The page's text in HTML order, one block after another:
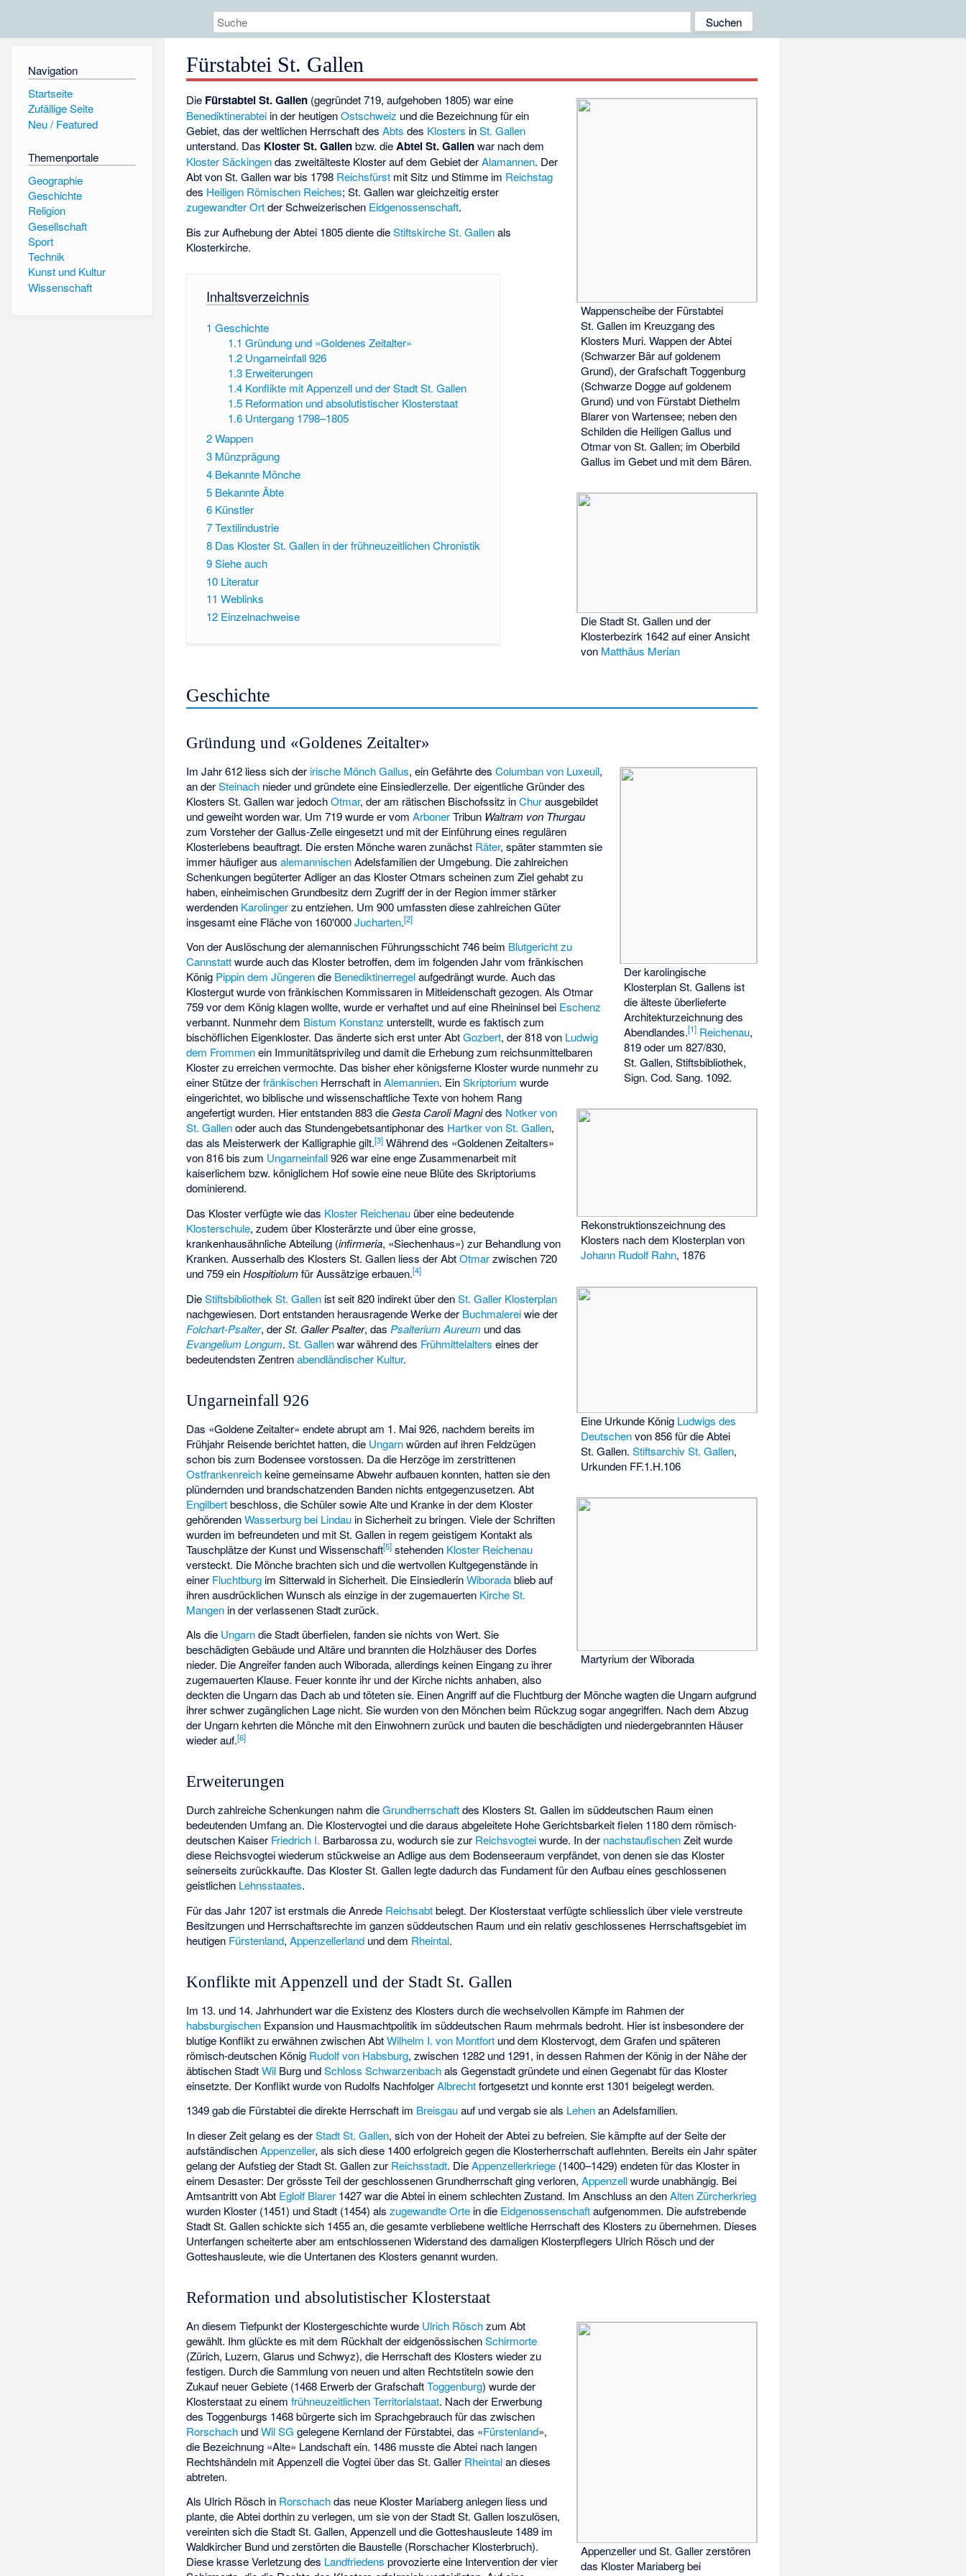
Navigation
Startseite
Zufällige Seite
Neu / Featured
Themenportale
Geographie
Geschichte
Religion
Gesellschaft
Sport
Technik
Kunst und Kultur
Wissenschaft
Fürstabtei St. Gallen
Wappenscheibe der Fürstabtei
St. Gallen im Kreuzgang des
Klosters Muri. Wappen der Abtei
(Schwarzer Bär auf goldenem
Grund), der Grafschaft Toggenburg
(Schwarze Dogge auf goldenem
Grund) und von Fürstabt Diethelm
Blarer von Wartensee; neben den
Schilden die Heiligen Gallus und
Otmar von St. Gallen; im Oberbild
Gallus im Gebet und mit dem Bären.
Die Stadt St. Gallen und der
Klosterbezirk 1642 auf einer Ansicht
von Matthäus Merian
Die Fürstabtei St. Gallen (gegründet 719, aufgehoben 1805) war eine
Benediktinerabtei in der heutigenOstschweiz und die Bezeichnung für ein
Gebiet, das der weltlichen Herrschaft desAbts des Klosters inSt. Gallen
unterstand. Das Kloster St. Gallenbzw. dieAbtei St. Gallenwar nach dem
Kloster Säckingendas zweitälteste Kloster auf dem Gebiet derAlamannen. Der
Abt von St. Gallen war bis 1798 Reichsfürst mit Sitz und Stimme im Reichstag
des Heiligen Römischen Reiches; St. Gallen war gleichzeitig erster
zugewandter Ortder Schweizerischen Eidgenossenschaft.
Bis zur Aufhebung der Abtei 1805 diente dieStiftskirche St. Gallenals
Klosterkirche.
Inhaltsverzeichnis
1 Geschichte
1.1 Gründung und «Goldenes Zeitalter»
1.2 Ungarneinfall 926
1.3 Erweiterungen
1.4 Konflikte mit Appenzell und der Stadt St. Gallen
1.5 Reformation und absolutistischer Klosterstaat
1.6 Untergang 1798–1805
2Wappen
3 Münzprägung
4 Bekannte Mönche
5 Bekannte Äbte
6 Künstler
7Textilindustrie
8 Das Kloster St. Gallen in der frühneuzeitlichen Chronistik
9Siehe auch
10 Literatur
11 Weblinks
12 Einzelnachweise
Geschichte
Gründung und «Goldenes Zeitalter»
Der karolingische
Klosterplan St. Gallens ist
die älteste überlieferte
Architekturzeichnung des
Abendlandes.[1] Reichenau,
819 oder um 827/830,
St. Gallen, Stiftsbibliothek,
Sign. Cod. Sang. 1092.
Rekonstruktionszeichnung des
Klosters nach dem Klosterplan von
Johann Rudolf Rahn, 1876
Eine Urkunde König Ludwigs des
Deutschenvon 856 für die Abtei
St. Gallen.Stiftsarchiv St. Gallen,
Urkunden FF.1.H.106
Im Jahr 612 liess sich der irische Mönch Gallus, ein Gefährte desColumban von Luxeuil,
an derSteinach nieder und gründete eine Einsiedlerzelle. Der eigentliche Gründer des
Klosters St. Gallen war jedochOtmar, der am rätischen Bischofssitz inChurausgebildet
und geweiht worden war. Um 719 wurde er vomArbonerTribun Waltram von Thurgau
zum Vorsteher der Gallus-Zelle eingesetzt und mit der Einführung eines regulären
Klosterlebens beauftragt. Die ersten Mönche waren zunächst Räter, später stammten sie
immer häufiger ausalemannischenAdelsfamilien der Umgebung. Die zahlreichen
Schenkungen begüterter Adliger an das Kloster Otmars scheinen zum Ziel gehabt zu
haben, einheimischen Grundbesitz dem Zugriff der in der Region immer stärker
werdenden Karolingerzu entziehen. Um 900 umfassten diese zahlreichen Güter
insgesamt eine Fläche von 160'000Jucharten.[2]
Von der Auslöschung der alemannischen Führungsschicht 746 beim Blutgericht zu
Cannstattwurde auch das Kloster betroffen, dem im folgenden Jahr vom fränkischen
König Pippin dem Jüngerendie Benediktinerregelaufgedrängt wurde. Auch das
Klostergut wurde von fränkischen Kommissaren in Mitleidenschaft gezogen. Als Otmar
759 vor dem König klagen wollte, wurde er verhaftet und auf eine Rheininsel bei Eschenz
verbannt. Nunmehr dem Bistum Konstanz unterstellt, wurde es faktisch zum
bischöflichen Eigenkloster. Das änderte sich erst unter AbtGozbert, der 818 von Ludwig
dem Frommenein Immunitätsprivileg und damit die Erhebung zum reichsunmittelbaren
Kloster zu erreichen vermochte. Das bisher eher königsferne Kloster wurde nunmehr zu
einer Stütze derfränkischen Herrschaft inAlemannien. EinSkriptorium wurde
eingerichtet, wo biblische und wissenschaftliche Texte von hohem Rang
angefertigt wurden. Hier entstanden 883 die Gesta Caroli Magnides Notker von
St. Gallenoder auch das Stundengebetsantiphonar des Hartker von St. Gallen,
das als Meisterwerk der Kalligraphie gilt.[3] Während des «Goldenen Zeitalters»
von 816 bis zum Ungarneinfall926 war eine enge Zusammenarbeit mit
kaiserlichem bzw. königlichem Hof sowie eine neue Blüte des Skriptoriums
dominierend.
Das Kloster verfügte wie das Kloster Reichenau über eine bedeutende
Klosterschule, zudem über Klosterärzte und über eine grosse,
krankenhausähnliche Abteilung (infirmeria, «Siechenhaus») zur Behandlung von
Kranken. Ausserhalb des Klosters St. Gallen liess der AbtOtmarzwischen 720
und 759 einHospitiolum für Aussätzige erbauen.[4]
DieStiftsbibliothek St. Gallen ist seit 820 indirekt über denSt. Galler Klosterplan
nachgewiesen. Dort entstanden herausragende Werke der Buchmalereiwie der
Folchart-Psalter, derSt. Galler Psalter, das Psalterium Aureum und das
Evangelium Longum.St. Gallenwar während des Frühmittelalters eines der
bedeutendsten Zentrenabendländischer Kultur.
Ungarneinfall 926
Martyrium der Wiborada
Das «Goldene Zeitalter» endete abrupt am 1. Mai 926, nachdem bereits im
Frühjahr Reisende berichtet hatten, die Ungarnwürden auf ihren Feldzügen
schon bis zum Bodensee vorstossen. Da die Herzöge im zerstrittenen
Ostfrankenreichkeine gemeinsame Abwehr aufbauen konnten, hatten sie den
plündernden und brandschatzenden Banden nichts entgegenzusetzen. Abt
Engilbertbeschloss, die Schüler sowie Alte und Kranke in der dem Kloster
gehörendenWasserburg bei Lindau in Sicherheit zu bringen. Viele der Schriften
wurden im befreundeten und mit St. Gallen in regem geistigem Kontakt als
Tauschplätze der Kunst und Wissenschaft[5] stehenden Kloster Reichenau
versteckt. Die Mönche brachten sich und die wertvollen Kultgegenstände in
einer Fluchtburg im Sitterwald in Sicherheit. Die EinsiedlerinWiboradablieb auf
ihren ausdrücklichen Wunsch als einzige in der zugemauerten Kirche St.
Mangen in der verlassenen Stadt zurück.
Als die Ungarndie Stadt überfielen, fanden sie nichts von Wert. Sie
beschädigten Gebäude und Altäre und brannten die Holzhäuser des Dorfes
nieder. Die Angreifer fanden auch Wiborada, allerdings keinen Eingang zu ihrer
zugemauerten Klause. Feuer konnte ihr und der Kirche nichts anhaben, also
deckten die Ungarn das Dach ab und töteten sie. Einen Angriff auf die Fluchtburg der Mönche wagten die Ungarn aufgrund
ihrer schwer zugänglichen Lage nicht. Sie wurden von den Mönchen beim Rückzug sogar angegriffen. Nach dem Abzug
der Ungarn kehrten die Mönche mit den Einwohnern zurück und bauten die beschädigten und niedergebrannten Häuser
wieder auf.[6]
Erweiterungen
Durch zahlreiche Schenkungen nahm dieGrundherrschaftdes Klosters St. Gallen im süddeutschen Raum einen
bedeutenden Umfang an. Die Klostervogtei und die daraus abgeleitete Hohe Gerichtsbarkeit fielen 1180 dem römisch-
deutschen Kaiser Friedrich I. Barbarossa zu, wodurch sie zur Reichsvogteiwurde. In der nachstaufischenZeit wurde
diese Reichsvogtei wiederum stückweise an Adlige aus dem Bodenseeraum verpfändet, von denen sie das Kloster
seinerseits zurückkaufte. Das Kloster St. Gallen legte dadurch das Fundament für den Aufbau eines geschlossenen
geistlichen Lehnsstaates.
Für das Jahr 1207 ist erstmals die Anrede Reichsabtbelegt. Der Klosterstaat verfügte schliesslich über viele verstreute
Besitzungen und Herrschaftsrechte im ganzen süddeutschen Raum und ein relativ geschlossenes Herrschaftsgebiet im
heutigen Fürstenland,Appenzellerland und dem Rheintal.
Konflikte mit Appenzell und der Stadt St. Gallen
Im 13. und 14. Jahrhundert war die Existenz des Klosters durch die wechselvollen Kämpfe im Rahmen der
habsburgischen Expansion und Hausmachtpolitik im süddeutschen Raum mehrmals bedroht. Hier ist insbesondere der
blutige Konflikt zu erwähnen zwischen AbtWilhelm I. von Montfort und dem Klostervogt, dem Grafen und späteren
römisch-deutschen König Rudolf von Habsburg, zwischen 1282 und 1291, in dessen Rahmen der König in der Nähe der
äbtischen StadtWil Burg undSchloss Schwarzenbachals Gegenstadt gründete und einen Gegenabt für das Kloster
einsetzte. Der Konflikt wurde von Rudolfs NachfolgerAlbrechtfortgesetzt und konnte erst 1301 beigelegt werden.
1349 gab die Fürstabtei die direkte Herrschaft im Breisgauauf und vergab sie als Lehenan Adelsfamilien.
In dieser Zeit gelang es derStadt St. Gallen, sich von der Hoheit der Abtei zu befreien. Sie kämpfte auf der Seite der
aufständischenAppenzeller, als sich diese 1400 erfolgreich gegen die Klosterherrschaft auflehnten. Bereits ein Jahr später
gelang der Aufstieg der Stadt St. Gallen zur Reichsstadt. DieAppenzellerkriege (1400–1429) endeten für das Kloster in
einem Desaster: Der grösste Teil der geschlossenen Grundherrschaft ging verloren,Appenzellwurde unabhängig. Bei
Amtsantritt von Abt Eglolf Blarer 1427 war die Abtei in einem schlechten Zustand. Im Anschluss an denAlten Zürcherkrieg
wurden Kloster (1451) und Stadt (1454) alszugewandte Orte in die Eidgenossenschaftaufgenommen. Die aufstrebende
Stadt St. Gallen schickte sich 1455 an, die gesamte verbliebene weltliche Herrschaft des Klosters zu übernehmen. Dieses
Unterfangen scheiterte aber am entschlossenen Widerstand des damaligen Klosterpflegers Ulrich Rösch undder
Gotteshausleute, wie die Untertanen des Klosters genannt wurden.
Reformation und absolutistischer Klosterstaat
Appenzeller und St. Galler zerstören
das Kloster Mariaberg bei
An diesem Tiefpunkt der Klostergeschichte wurde Ulrich Röschzum Abt
gewählt. Ihm glückte es mit dem Rückhalt der eidgenössischenSchirmorte
(Zürich, Luzern, Glarus und Schwyz), die Herrschaft des Klosters wieder zu
festigen. Durch die Sammlung von neuen und alten Rechtstiteln sowie den
Zukauf neuer Gebiete (1468 Erwerb der GrafschaftToggenburg) wurde der
Klosterstaat zu einemfrühneuzeitlichen Territorialstaat. Nach der Erwerbung
des Toggenburgs 1468 bürgerte sich im Sprachgebrauch für das zwischen
Rorschach undWil SG gelegene Kernland der Fürstabtei, das «Fürstenland»,
die Bezeichnung «Alte» Landschaft ein. 1486 musste die Abtei nach langen
Rechtshändeln mit Appenzell die Vogtei über das St. Galler Rheintalan dieses
abtreten.
Als Ulrich Rösch in Rorschachdas neue Kloster Mariaberg anlegen liess und
plante, die Abtei dorthin zu verlegen, um sie von der Stadt St. Gallen loszulösen,
vereinten sich die Stadt St. Gallen, Appenzell und die Gotteshausleute 1489 im
Waldkircher Bund und zerstörten die Baustelle (Rorschacher Klosterbruch).
Diese krasse Verletzung des Landfriedens provozierte eine Intervention der vier